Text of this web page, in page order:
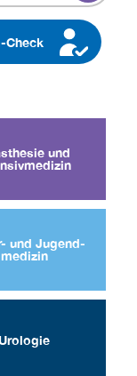
Check
und
und Jugend­
medizin
Uro­logie